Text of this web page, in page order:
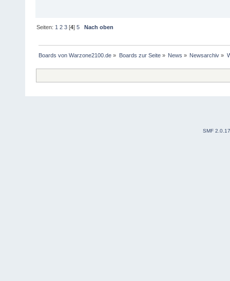
Seiten: 1 2 3 [4]5 Nach oben
Boards von Warzone2100.de » Boards zur Seite» News » Newsarchiv »
SMF 2.0.17